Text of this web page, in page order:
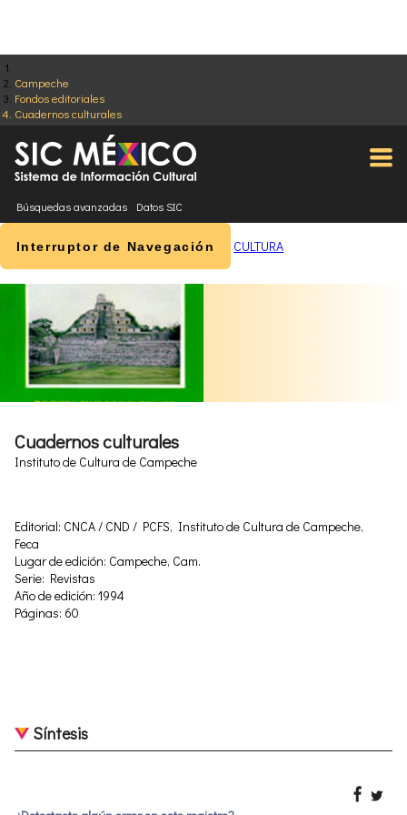
Campeche
Fondos editoriales
Cuadernos culturales
Búsquedas avanzadas Datos SIC
Interruptor de Navegación CULTURA
Cuadernos culturales
Instituto de Cultura de Campeche
Editorial: CNCA / CND / PCFS, Instituto de Cultura de Campeche,
Feca
Lugar de edición: Campeche, Cam.
Serie: Revistas
Año de edición: 1994
Páginas: 60
Síntesis